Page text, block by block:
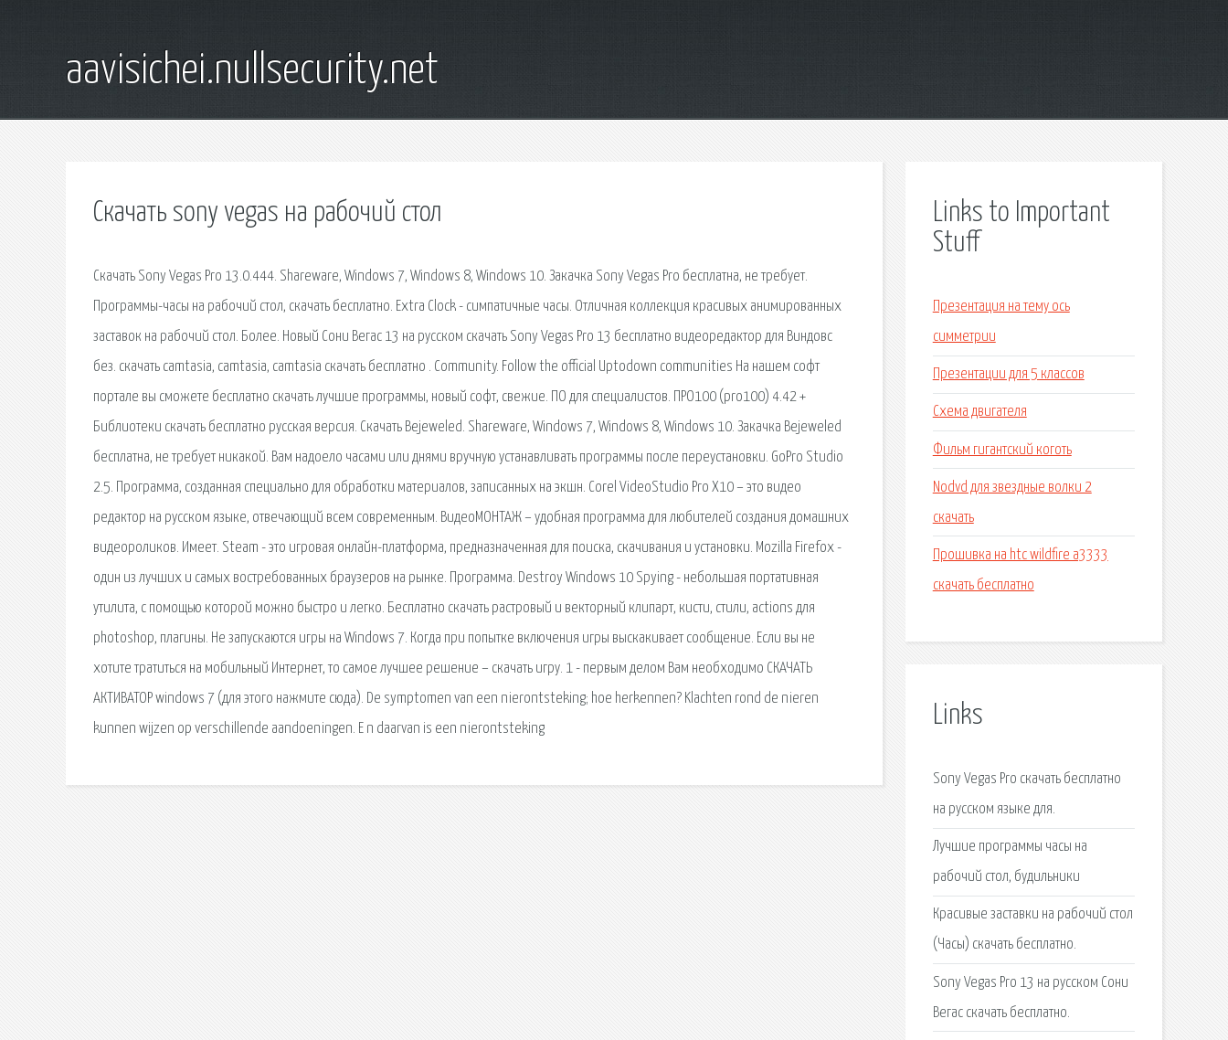
aavisichei.nullsecurity.net
Скачать sony vegas на рабочий стол
Скачать Sony Vegas Pro 13.0.444. Shareware, Windows 7, Windows 8, Windows 10. Закачка Sony Vegas Pro бесплатна, не требует.
Программы-часы на рабочий стол, скачать бесплатно. Extra Clock - симпатичные часы. Отличная коллекция красивых анимированных
заставок на рабочий стол. Более. Новый Сони Вегас 13 на русском скачать Sony Vegas Pro 13 бесплатно видеоредактор для Виндовс
без. скачать camtasia, camtasia, camtasia скачать бесплатно . Community. Follow the official Uptodown communities На нашем софт
портале вы сможете бесплатно скачать лучшие программы, новый софт, свежие. ПО для специалистов. ПРО100 (pro100) 4.42 +
Библиотеки скачать бесплатно русская версия. Скачать Bejeweled. Shareware, Windows 7, Windows 8, Windows 10. Закачка Bejeweled
бесплатна, не требует никакой. Вам надоело часами или днями вручную устанавливать программы после переустановки. GoPro Studio
2.5. Программа, созданная специально для обработки материалов, записанных на экшн. Corel VideoStudio Pro X10 – это видео
редактор на русском языке, отвечающий всем современным. ВидеоМОНТАЖ – удобная программа для любителей создания домашних
видеороликов. Имеет. Steam - это игровая онлайн-платформа, предназначенная для поиска, скачивания и установки. Mozilla Firefox -
один из лучших и самых востребованных браузеров на рынке. Программа. Destroy Windows 10 Spying - небольшая портативная
утилита, с помощью которой можно быстро и легко. Бесплатно скачать растровый и векторный клипарт, кисти, стили, actions для
photoshop, плагины. Не запускаются игры на Windows 7. Когда при попытке включения игры выскакивает сообщение. Если вы не
хотите тратиться на мобильный Интернет, то самое лучшее решение – скачать игру. 1 - первым делом Вам необходимо СКАЧАТЬ
АКТИВАТОР windows 7 (для этого нажмите сюда). De symptomen van een nierontsteking; hoe herkennen? Klachten rond de nieren
kunnen wijzen op verschillende aandoeningen. E n daarvan is een nierontsteking
Links to Important
Stuff
Презентация на тему ось
симметрии
Презентации для 5 классов
Схема двигателя
Фильм гигантский коготь
Nodvd для звездные волки 2
скачать
Прошивка на htc wildfire a3333
скачать бесплатно
Links
Sony Vegas Pro скачать бесплатно
на русском языке для.
Лучшие программы часы на
рабочий стол, будильники
Красивые заставки на рабочий стол
(Часы) скачать бесплатно.
Sony Vegas Pro 13 на русском Сони
Вегас скачать бесплатно.